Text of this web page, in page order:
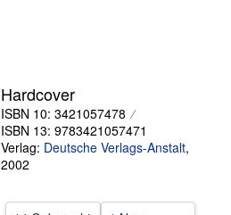
Hardcover
ISBN 10: 3421057478
ISBN 13: 9783421057471
Verlag: Deutsche Verlags-Anstalt,
2002